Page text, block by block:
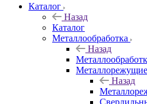
Каталог
Назад
Каталог
Металлообработка
Назад
Назад